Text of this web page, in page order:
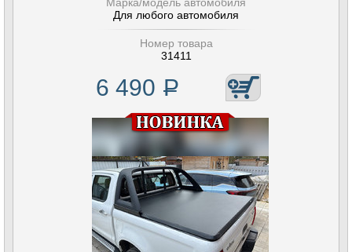
Для любого автомобиля
Номер товара
31411
6 490 Р